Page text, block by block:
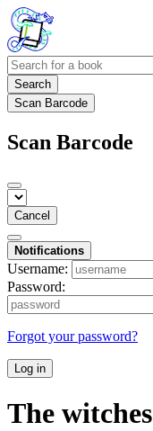
Search
Scan Barcode
Scan Barcode
Cancel
Notifications
Username:
Password:
Forgot your password?
Log in
The witches